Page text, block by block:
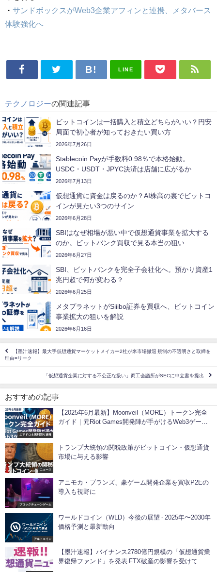
・ サンドボックスがWeb3企業アフィンと連携、メタバース
体験強化へ
LINE
テクノロジーの関連記事
ビットコインは一括購入と積立どちらがいい？円安
局面で初心者が知っておきたい買い方
2026年7月26日
Stablecoin Payが手数料0.98％で本格始動。
USDC・USDT・JPYC決済は店舗に広がるか
2026年7月13日
仮想通貨に資金は戻るのか？AI株高の裏でビットコ
インが見たい3つのサイン
2026年6月28日
SBIはなぜ相場が悪い中で仮想通貨事業を拡大する
のか。ビットバンク買収で見る本当の狙い
2026年6月27日
SBI、ビットバンクを完全子会社化へ。預かり資産1
兆円超で何が変わる？
2026年6月25日
メタプラネットがSiiibo証券を買収へ、ビットコイン
事業拡大の狙いを解説
2026年6月16日
【墨汁速報】最大手仮想通貨マーケットメイカー2社が米市場撤退 規制の不透明さと取締を
理由=リーク
「仮想通貨企業に対する不公正な扱い」商工会議所がSECに申立書を提出
おすすめの記事
エアドロ＆高利回り速報
【2025年6月最新】Moonveil（MORE）トークン完全
ガイド｜元Riot Games開発陣が手がけるWeb3ゲーム
ニュース
トランプ大統領の関税政策がビットコイン・仮想通貨
市場に与える影響
ブロックチェーンゲーム
アニモカ・ブランズ、豪ゲーム開発企業を買収P2Eの
導入も視野に
アルトコイン
ワールドコイン（WLD）今後の展望 - 2025年〜2030年
価格予測と最新動向
【墨汁速報】バイナンス2780億円規模の「仮想通貨業
界復帰ファンド」を発表 FTX破産の影響を受けて